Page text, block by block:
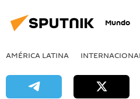
Mundo
AMÉRICA LATINA